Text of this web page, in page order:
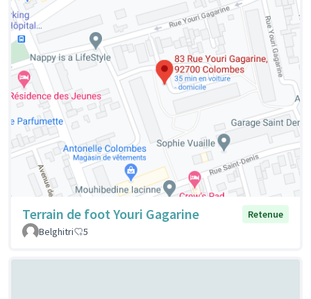
Terrain de foot Youri Gagarine
Retenue
Belghitri
5